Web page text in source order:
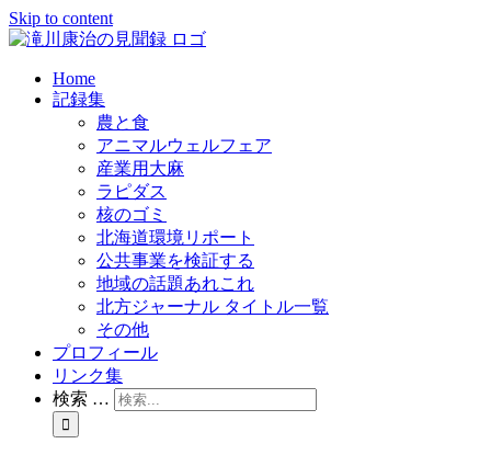
Skip to content
Home
記録集
農と食
アニマルウェルフェア
産業用大麻
ラピダス
核のゴミ
北海道環境リポート
公共事業を検証する
地域の話題あれこれ
北方ジャーナル タイトル一覧
その他
プロフィール
リンク集
検索 …